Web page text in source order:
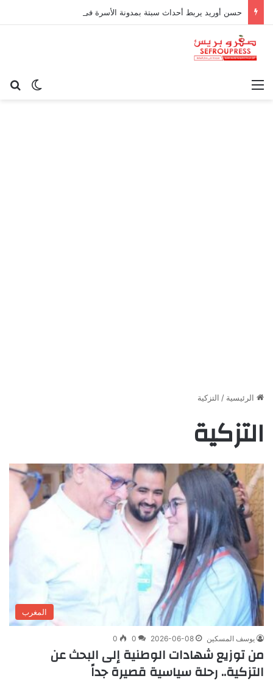
الوضع القائمة
الرئيسية / التزكية
التزكية
المغرب
يوسف المسكين 2026-06-08
0
0
من توزيع شهادات الوطنية إلى البحث عن
التزكية.. رحلة سياسية قصيرة جداً